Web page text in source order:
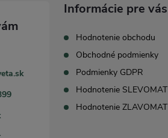
Informácie pre vás
Hodnotenie obchodu
Obchodné podmienky
Podmienky GDPR
Hodnotenie SLEVOMAT
Hodnotenie ZLAVOMAT